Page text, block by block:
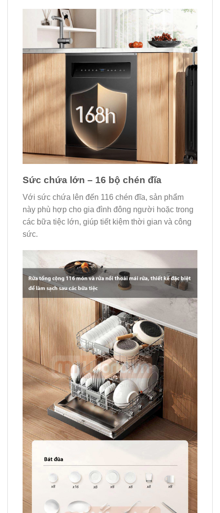
Sức chứa lớn – 16 bộ chén đĩa
Với sức chứa lên đến 116 chén đĩa, sản phẩm
này phù hợp cho gia đình đông người hoặc trong
các bữa tiệc lớn, giúp tiết kiệm thời gian và công
sức.